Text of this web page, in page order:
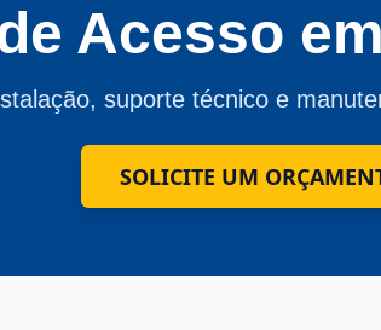
Acesso
suporte técnico e
SOLICITE UM